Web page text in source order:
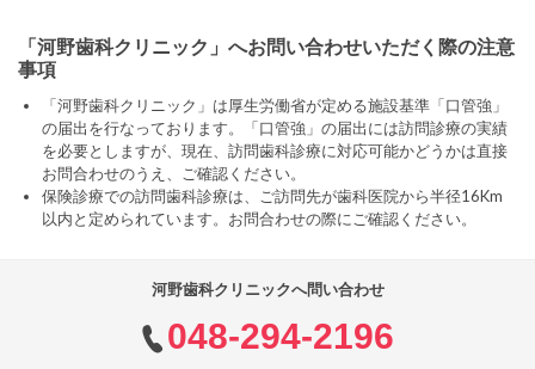
「河野歯科クリニック」へお問い合わせいただく際の注意
事項
「河野歯科クリニック」は厚生労働省が定める施設基準「口管強」
の届出を行なっております。「口管強」の届出には訪問診療の実績
を必要としますが、現在、訪問歯科診療に対応可能かどうかは直接
お問合わせのうえ、ご確認ください。
保険診療での訪問歯科診療は、ご訪問先が歯科医院から半径16Km
以内と定められています。お問合わせの際にご確認ください。
河野歯科クリニックへ問い合わせ
048-294-2196